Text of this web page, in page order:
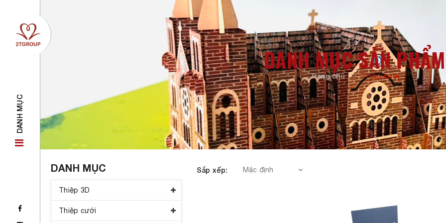
DANH MỤC
DANH MỤC SẢN PHẨM
Trang chủ Thiệp cưới
Sắp xếp:
DANH MỤC
Thiệp 3D
Thiệp cưới